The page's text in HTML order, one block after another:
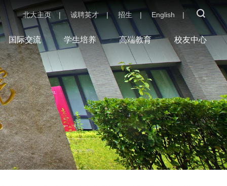
北大主页 | 诚聘英才 | 招生 | English |
国际交流 学生培养 高端教育 校友中心